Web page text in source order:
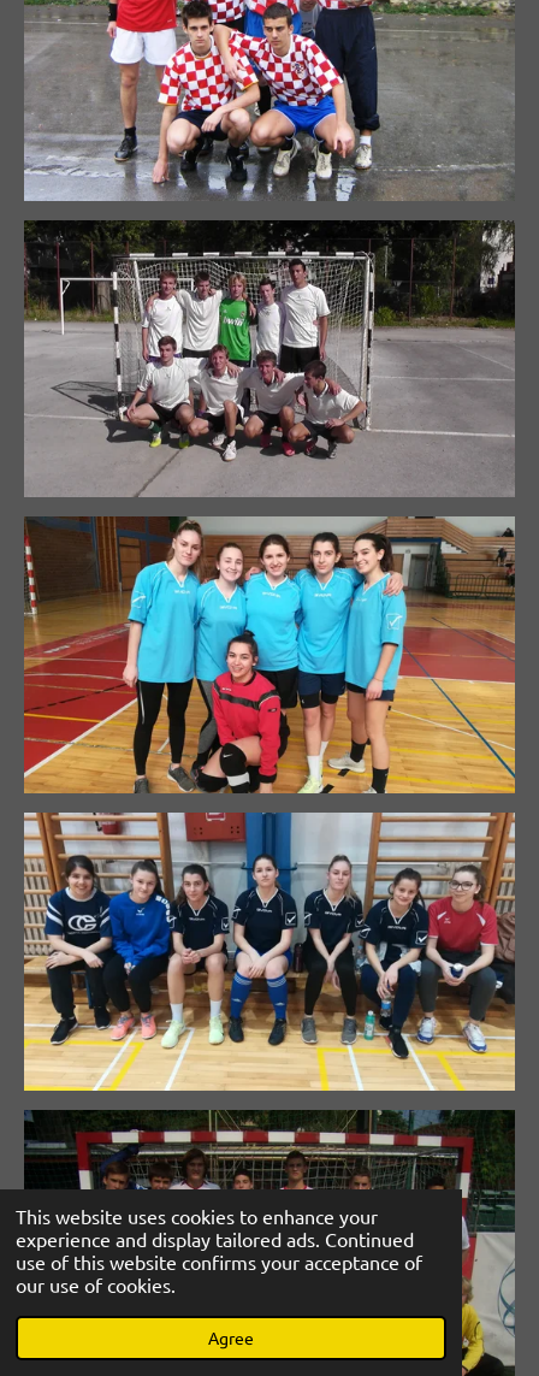
This website uses cookies to enhance your
experience and display tailored ads. Continued
use of this website confirms your acceptance of
our use of cookies.
Agree